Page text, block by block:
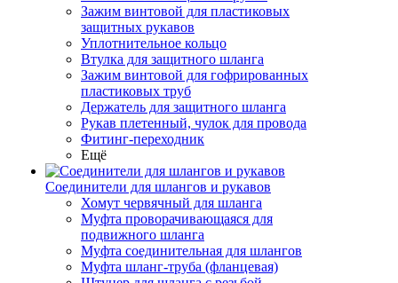
Зажим винтовой для пластиковых
защитных рукавов
Уплотнительное кольцо
Втулка для защитного шланга
Зажим винтовой для гофрированных
пластиковых труб
Держатель для защитного шланга
Рукав плетенный, чулок для провода
Фитинг-переходник
Ещё
Соединители для шлангов и рукавов
Хомут червячный для шланга
Муфта проворачивающаяся для
подвижного шланга
Муфта соединительная для шлангов
Муфта шланг-труба (фланцевая)